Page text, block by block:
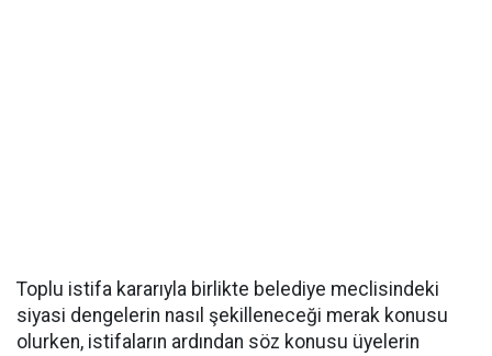
Toplu istifa kararıyla birlikte belediye meclisindeki
siyasi dengelerin nasıl şekilleneceği merak konusu
olurken, istifaların ardından söz konusu üyelerin